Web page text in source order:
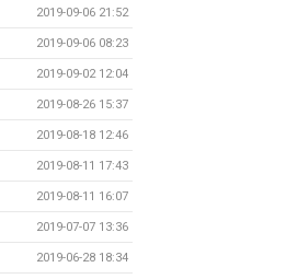
2019-09-06 21:52
2019-09-06 08:23
2019-09-02 12:04
2019-08-26 15:37
2019-08-18 12:46
2019-08-11 17:43
2019-08-11 16:07
2019-07-07 13:36
2019-06-28 18:34